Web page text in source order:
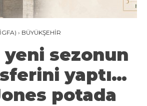
› BÜYÜKŞEHİR
yeni sezonun
yaptı…
potada